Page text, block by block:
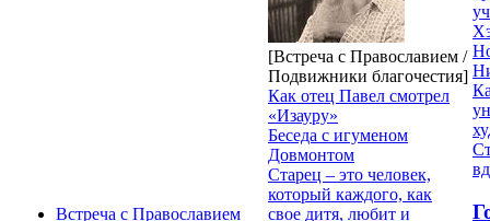
Встреча с Православием
[Встреча с Православием /
Подвижники благочестия]
Как отец Павел смотрел
«Изауру»
Беседа с игуменом
Довмонтом
Старец – это человек,
который каждого, как
свое дитя, любит и